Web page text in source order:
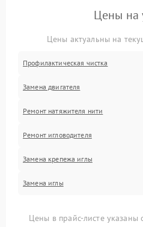
Цены на
Цены актуальны на
Профилактическая чистка
Замена двигателя
Ремонт натяжителя нити
Ремонт игловодителя
Замена крепежа иглы
Замена иглы
Цены в прайс-листе указаны